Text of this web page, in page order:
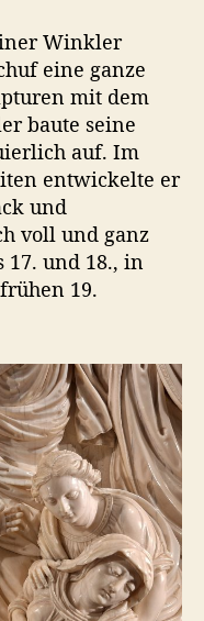
Winkler
eine ganze
mit dem
baute seine
auf. Im
entwickelte er
und
voll und ganz
und 18., in
19.